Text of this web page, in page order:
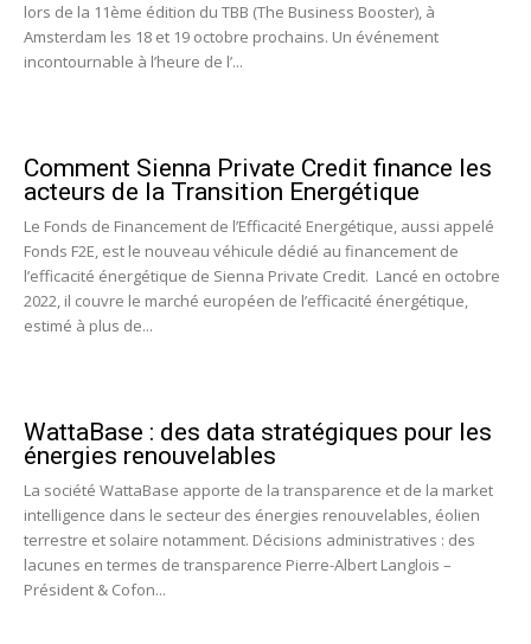
lors de la 11ème édition du TBB (The Business Booster), à
Amsterdam les 18 et 19 octobre prochains. Un événement
incontournable à l’heure de l’...
Comment Sienna Private Credit finance les
acteurs de la Transition Energétique
Le Fonds de Financement de l’Efficacité Energétique, aussi appelé
Fonds F2E, est le nouveau véhicule dédié au financement de
l’efficacité énergétique de Sienna Private Credit. Lancé en octobre
2022, il couvre le marché européen de l’efficacité énergétique,
estimé à plus de...
WattaBase : des data stratégiques pour les
énergies renouvelables
La société WattaBase apporte de la transparence et de la market
intelligence dans le secteur des énergies renouvelables, éolien
terrestre et solaire notamment. Décisions administratives : des
lacunes en termes de transparence Pierre-Albert Langlois –
Président & Cofon...